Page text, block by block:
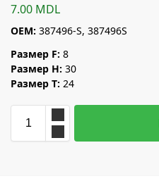
7.00 MDL
OEM: 387496-S, 387496S
Размер F: 8
Размер H: 30
Размер T: 24